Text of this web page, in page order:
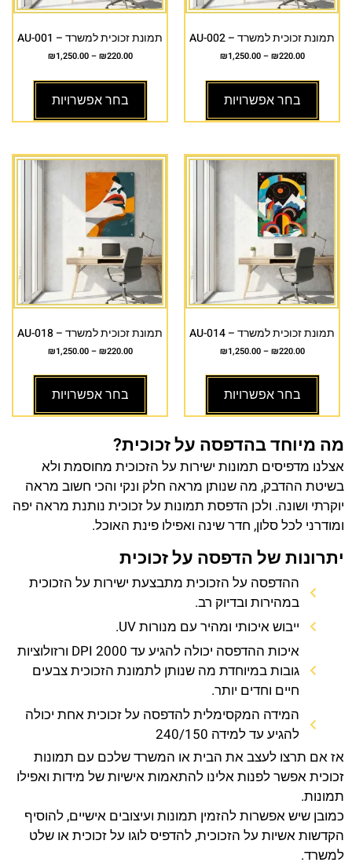
תמונת זכוכית למשרד – AU-002
₪220.00
–
₪1,250.00
בחר אפשרויות
תמונת זכוכית למשרד – AU-001
₪220.00
–
₪1,250.00
בחר אפשרויות
תמונת זכוכית למשרד – AU-014
₪220.00
–
₪1,250.00
בחר אפשרויות
תמונת זכוכית למשרד – AU-018
₪220.00
–
₪1,250.00
בחר אפשרויות
מה מיוחד בהדפסה על זכוכית?
אצלנו מדפיסים תמונות ישירות על הזכוכית מחוסמת ולא
בשיטת ההדבק, מה שנותן מראה חלק ונקי והכי חשוב מראה
יוקרתי ושונה. ולכן הדפסת תמונות על זכוכית נותנת מראה יפה
ומודרני לכל סלון, חדר שינה ואפילו פינת האוכל.
יתרונות של הדפסה על זכוכית
ההדפסה על הזכוכית מתבצעת ישירות על הזכוכית
במהירות ובדיוק רב.
ייבוש איכותי ומהיר עם מנורות UV.
איכות ההדפסה יכולה להגיע עד 2000 DPI ורזולוציות
גובות במיוחדת מה שנותן לתמונת הזכוכית צבעים
חיים וחדים יותר.
המידה המקסימלית להדפסה על זכוכית אחת יכולה
להגיע עד למידה 240/150
אז אם תרצו לעצב את הבית או המשרד שלכם עם תמונות
זכוכית אפשר לפנות אלינו להתאמות אישיות של מידות ואפילו
תמונות.
כמובן שיש אפשרות להזמין תמונות ועיצובים אישיים, להוסיף
הקדשות אשיות על הזכוכית, להדפיס לוגו על זכוכית או שלט
למשרד.